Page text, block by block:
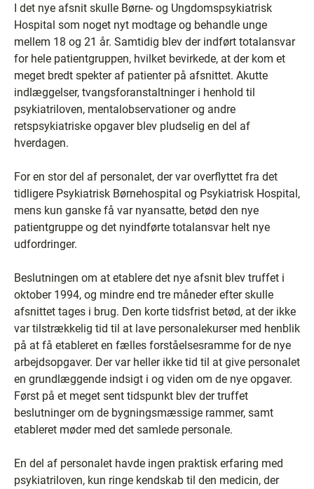
I det nye afsnit skulle Børne- og Ungdomspsykiatrisk
Hospital som noget nyt modtage og behandle unge
mellem 18 og 21 år. Samtidig blev der indført totalansvar
for hele patientgruppen, hvilket bevirkede, at der kom et
meget bredt spekter af patienter på afsnittet. Akutte
indlæggelser, tvangsforanstaltninger i henhold til
psykiatriloven, mentalobservationer og andre
retspsykiatriske opgaver blev pludselig en del af
hverdagen.
For en stor del af personalet, der var overflyttet fra det
tidligere Psykiatrisk Børnehospital og Psykiatrisk Hospital,
mens kun ganske få var nyansatte, betød den nye
patientgruppe og det nyindførte totalansvar helt nye
udfordringer.
Beslutningen om at etablere det nye afsnit blev truffet i
oktober 1994, og mindre end tre måneder efter skulle
afsnittet tages i brug. Den korte tidsfrist betød, at der ikke
var tilstrækkelig tid til at lave personalekurser med henblik
på at få etableret en fælles forståelsesramme for de nye
arbejdsopgaver. Der var heller ikke tid til at give personalet
en grundlæggende indsigt i og viden om de nye opgaver.
Først på et meget sent tidspunkt blev der truffet
beslutninger om de bygningsmæssige rammer, samt
etableret møder med det samlede personale.
En del af personalet havde ingen praktisk erfaring med
psykiatriloven, kun ringe kendskab til den medicin, der